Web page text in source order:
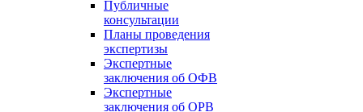
Публичные
консультации
Планы проведения
экспертизы
Экспертные
заключения об ОФВ
Экспертные
заключения об ОРВ